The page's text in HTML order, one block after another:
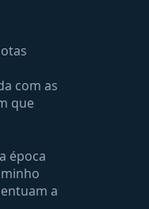
com as
que
época
a